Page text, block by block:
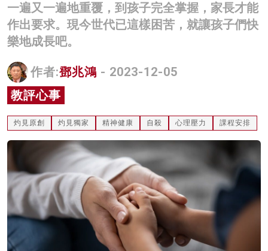
影片
名家榜
灼見活動
關於我們
一遍又一遍地重覆，到孩子完全掌握，家長才能
作出要求。現今世代已這樣困苦，就讓孩子們快
樂地成長吧。
作者:鄧兆鴻 - 2023-12-05
教評心事
灼見原創 灼見獨家 精神健康 自殺 心理壓力 課程安排